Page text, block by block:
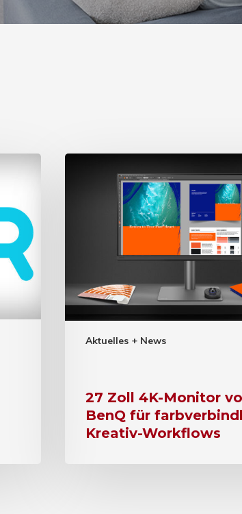
Aktuelles + News
27 Zoll 4K-Monitor
BenQ für
Kreativ-Workflows